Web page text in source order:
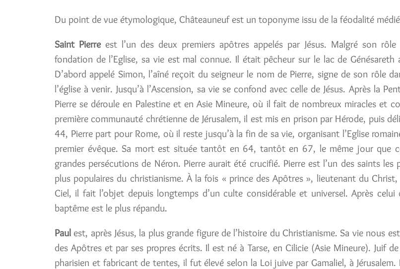
Du point de vue étymologique, Châteauneuf est un toponyme issu de la féodalité
Saint Pierreest l’un des deux premiers apôtres appelés par Jésus. Malgré son rôle
fondation de l’Eglise, sa vie est mal connue. Il était pêcheur sur le lac de Génésareth
D’abord appelé Simon, l’aîné reçoit du seigneur le nom de Pierre, signe de son rôle
l’église à venir. Jusqu’à l’Ascension, sa vie se confond avec celle de Jésus. Après la
Pierre se déroule en Palestine et en Asie Mineure, où il fait de nombreux miracles et
première communauté chrétienne de Jérusalem, il est mis en prison par Hérode, puis
44, Pierre part pour Rome, où il reste jusqu’à la fin de sa vie, organisant l’Eglise
premier évêque. Sa mort est située tantôt en 64, tantôt en 67, le même jour que
grandes persécutions de Néron. Pierre aurait été crucifié. Pierre est l’un des saints
plus populaires du christianisme. À la fois « prince des Apôtres », lieutenant du
Ciel, il fait l’objet depuis longtemps d’un culte considérable et universel. Après celui
baptême est le plus répandu.
Paul est, après Jésus, la plus grande figure de l’histoire du Christianisme. Sa vie nous
des Apôtres et par ses propres écrits. Il est né à Tarse, en Cilicie (Asie Mineure). Juif
pharisien et fabricant de tentes, il fut élevé selon la Loi juive par Gamaliel, à